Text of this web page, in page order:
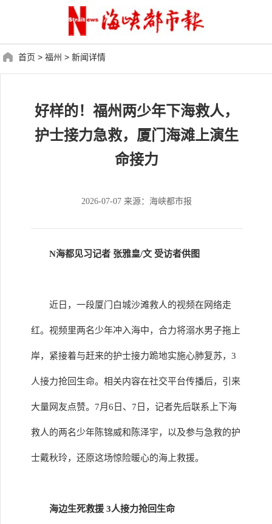
首页 > 福州 > 新闻详情
好样的！福州两少年下海救人，
护士接力急救，厦门海滩上演生
命接力
2026-07-07 来源：海峡都市报
N海都见习记者 张雅皇/文 受访者供图
近日，一段厦门白城沙滩救人的视频在网络走
红。视频里两名少年冲入海中，合力将溺水男子拖上
岸，紧接着与赶来的护士接力跪地实施心肺复苏，3
人接力抢回生命。相关内容在社交平台传播后，引来
大量网友点赞。7月6日、7日，记者先后联系上下海
救人的两名少年陈锦威和陈泽宇，以及参与急救的护
士戴秋玲，还原这场惊险暖心的海上救援。
海边生死救援 3人接力抢回生命